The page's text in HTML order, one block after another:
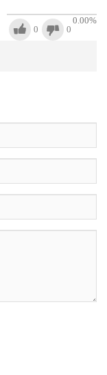
0.00%
0
0